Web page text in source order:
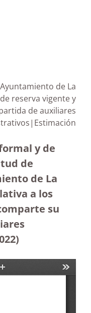
de La
reserva vigente y
de auxiliares
y de
de
de La
a los
su